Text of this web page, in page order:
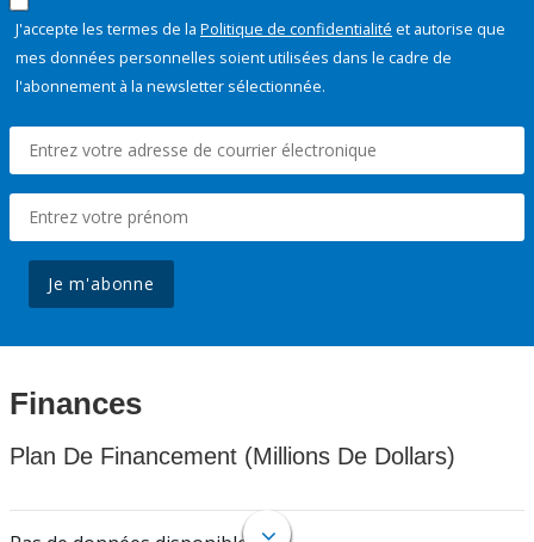
J'accepte les termes de la Politique de confidentialité et autorise que
mes données personnelles soient utilisées dans le cadre de
l'abonnement à la newsletter sélectionnée.
Je m'abonne
Finances
Plan De Financement (Millions De Dollars)